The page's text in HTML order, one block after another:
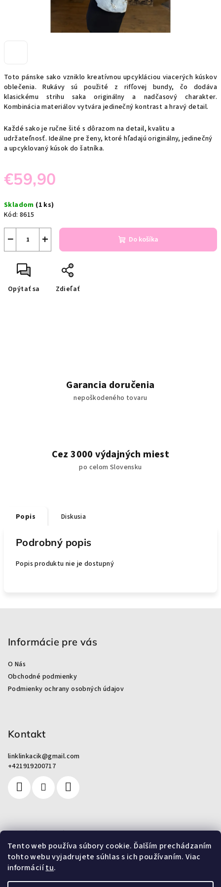
Tento web používa súbory cookie. Ďalším prechádzaním
tohto webu vyjadrujete súhlas s ich používaním. Viac
informáciítu.
Toto pánske sako vzniklo kreatívnou upcykláciou viacerých kúskov
oblečenia. Rukávy sú použité z rifľovej bundy, čo dodáva
klasickému strihu saka originálny a nadčasový charakter.
Kombinácia materiálov vytvára jedinečný kontrast a hravý detail.
Každé sako je ručne šité s dôrazom na detail, kvalitu a
udržateľnosť. Ideálne pre ženy, ktoré hľadajú originálny, jedinečný
a upcyklovaný kúsok do šatníka.
€59,90
cena:
Skladom (1 ks)
Kód: 8615
+
− Do košíka
Opýtať sa Zdieľať
Garancia doručenia
nepoškodeného tovaru
Cez 3000 výdajných miest
po celom Slovensku
Popis Diskusia
Podrobný popis
Popis produktu nie je dostupný
Informácie pre vás
O Nás
Obchodné podmienky
Podmienky ochrany osobných údajov
Kontakt
linklinkacik@gmail.com
+421919200717
Pre zákazníkov
Od odpadu k umeniu